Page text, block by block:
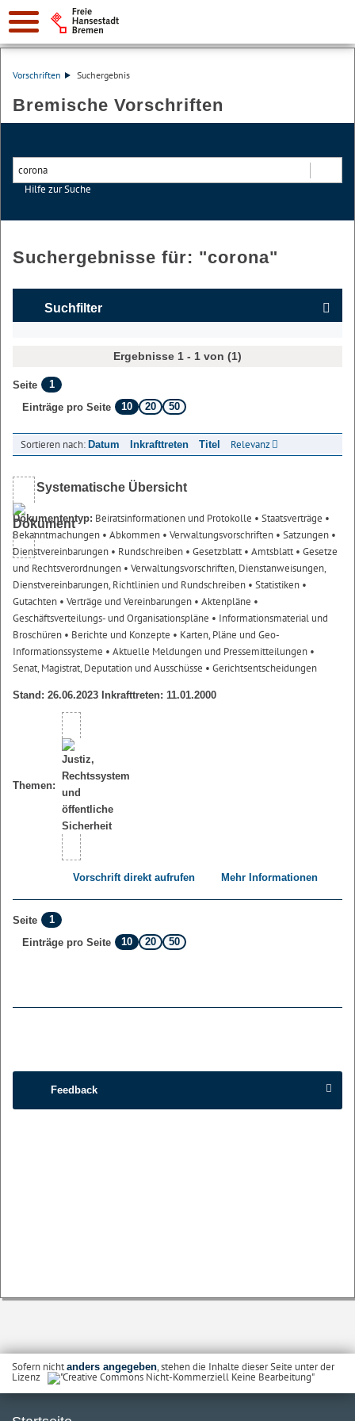
Vorschriften Suchergebnis
Bremische Vorschriften
Hilfe zur Suche
Suchergebnisse für: "corona"
Suchfilter
Ergebnisse 1 - 1 von (1)
Seite
1
Einträge pro Seite
10 20 50
Sortieren nach: Datum Inkrafttreten Titel Relevanz
Systematische Übersicht
Dokumententyp: Beiratsinformationen und Protokolle • Staatsverträge •
Bekanntmachungen • Abkommen • Verwaltungsvorschriften • Satzungen •
Dienstvereinbarungen • Rundschreiben • Gesetzblatt• Amtsblatt• Gesetze
und Rechtsverordnungen • Verwaltungsvorschriften, Dienstanweisungen,
Dienstvereinbarungen, Richtlinien und Rundschreiben • Statistiken •
Gutachten • Verträge und Vereinbarungen • Aktenpläne •
Geschäftsverteilungs- und Organisationspläne • Informationsmaterial und
Broschüren • Berichte und Konzepte • Karten, Pläne und Geo-
Informationssysteme • Aktuelle Meldungen und Pressemitteilungen •
Senat, Magistrat, Deputation und Ausschüsse • Gerichtsentscheidungen
Stand: 26.06.2023 Inkrafttreten: 11.01.2000
Themen:
Vorschrift direkt aufrufen Mehr Informationen
Seite
1
Einträge pro Seite
10 20 50
Feedback
Sofern nichtanders angegeben, stehen die Inhalte dieser Seite unter der
Lizenz